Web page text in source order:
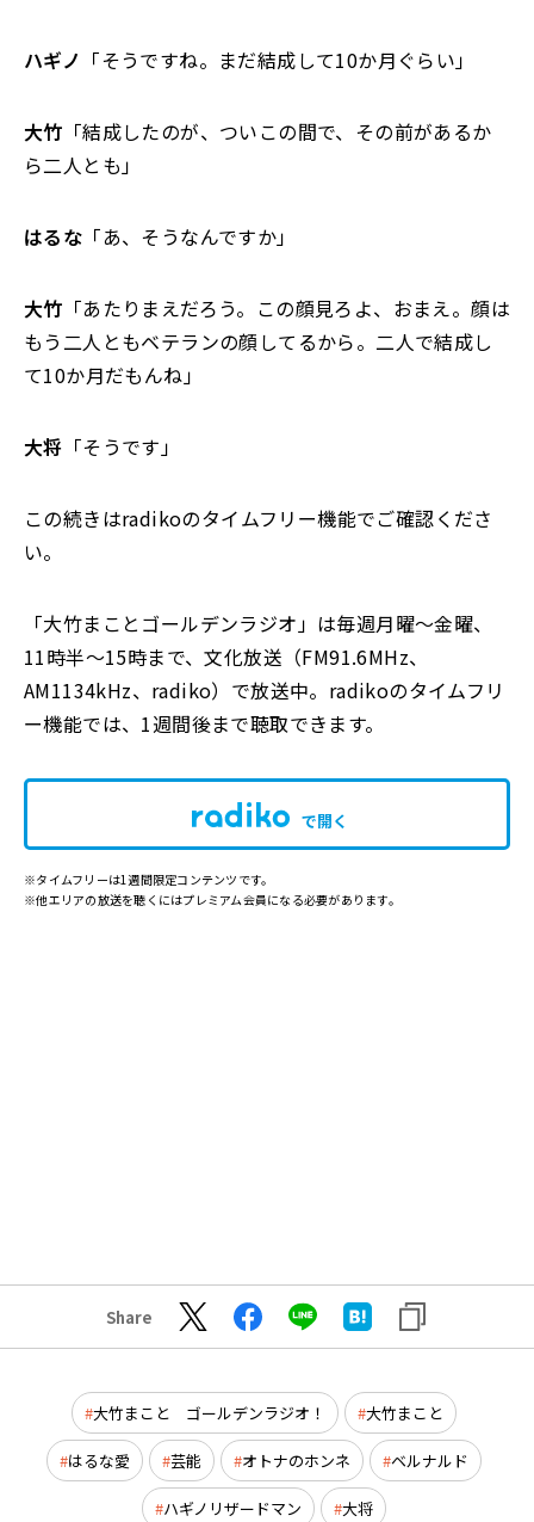
ハギノ 「そうですね。まだ結成して10か月ぐらい」
大竹 「結成したのが、ついこの間で、その前があるか
ら二人とも」
はるな 「あ、そうなんですか」
大竹 「あたりまえだろう。この顔見ろよ、おまえ。顔は
もう二人ともベテランの顔してるから。二人で結成し
て10か月だもんね」
大将 「そうです」
この続きはradikoのタイムフリー機能でご確認くださ
い。
「大竹まことゴールデンラジオ」は毎週月曜～金曜、
11時半～15時まで、文化放送（FM91.6MHz、
AM1134kHz、radiko）で放送中。radikoのタイムフリ
ー機能では、1週間後まで聴取できます。
で開く
※タイムフリーは1週間限定コンテンツです。
※他エリアの放送を聴くにはプレミアム会員になる必要があります。
Share
大竹まこと ゴールデンラジオ！ 大竹まこと
はるな愛 芸能 オトナのホンネ ベルナルド
ハギノリザードマン 大将